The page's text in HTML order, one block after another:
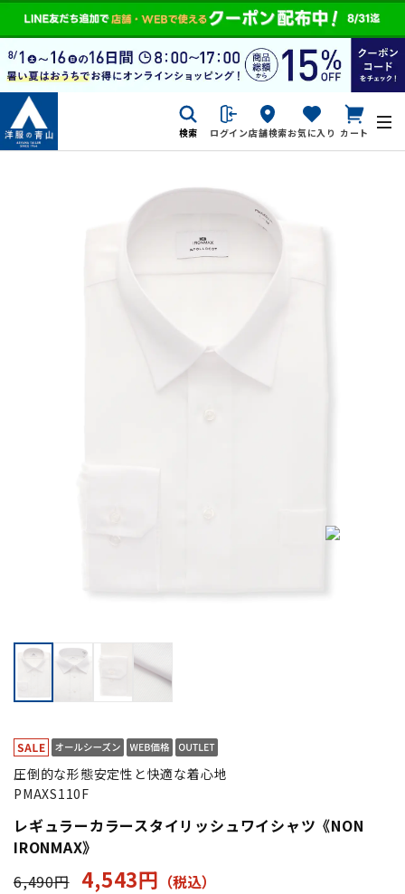
検索 ログイン店舗検索お気に入り カート
圧倒的な形態安定性と快適な着心地
PMAXS110F
レギュラーカラースタイリッシュワイシャツ《NON
IRONMAX》
6,490円 4,543円